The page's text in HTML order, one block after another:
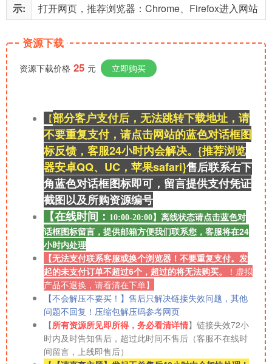
示:
打开网页，推荐浏览器：Chrome、Firefox进入网站
资源下载
资源下载价格 25 元 立即购买
【部分客户支付后，无法跳转下载地址，请
不要重复支付，请点击网站的蓝色对话框图
标反馈，客服24小时内会解决。{推荐浏览
器安卓QQ、UC，苹果safari}售后联系右下
角蓝色对话框图标即可，留言提供支付凭证
截图以及所购资源编号
【在线时间： 10:00-20:00】 离线状态请点击蓝色对
话框图标留言，提供邮箱方便我们联系您，客服将在24
小时内处理
【无法支付联系客服或换个浏览器！不要重复支付。发
起的未支付订单不超过6个，超过的将无法购买。
！ 虚拟
产品不退换，请看清在下单】
【不会解压不要买！】售后只解决链接失效问题，其他
问题不回复！压缩包解压码参考网页
【所有资源所见即所得，务必看清详情】链接失效72小
时内及时告知售后，超过此时间不售后（客服不在线时
间留言，上线即售后）